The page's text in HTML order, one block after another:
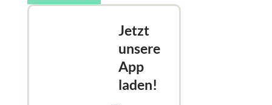
Jetzt
unsere
App
laden!